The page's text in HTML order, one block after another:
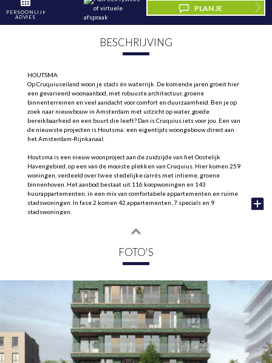
PERSOONLIJK
ADVIES
PLAN JE
BESCHRIJVING
HOUTSMA
Op Cruquiuseiland woon je stads én waterrijk. De komende jaren groeit hier
een gevarieerd woonaanbod, met robuuste architectuur, groene
binnenterreinen en veel aandacht voor comfort en duurzaamheid. Ben je op
zoek naar nieuwbouw in Amsterdam met uitzicht op water, goede
bereikbaarheid en een buurt die leeft? Dan is Cruquius iets voor jou. Een van
de nieuwste projecten is Houtsma: een eigentijds woongebouw direct aan
het Amsterdam-Rijnkanaal.
Houtsma is een nieuw woonproject aan de zuidzijde van het Oostelijk
Havengebied, op een van de mooiste plekken van Cruquius. Hier komen 259
woningen, verdeeld over twee stedelijke carrés met intieme, groene
binnenhoven. Het aanbod bestaat uit 116 koopwoningen en 143
huurappartementen, in een mix van comfortabele appartementen en ruime
stadswoningen. In fase 2 komen 42 appartementen, 7 specials en 9
stadswoningen.
rust, ruimte en uitzicht. De twee woonblokken liggen rond groene
binnentuinen en grenzen aan een autoluwe kade met zicht op het water. Of je
nu kiest voor een appartement met balkon, een stadswoning met een eigen
dezelfde kwaliteit en aandacht voor wooncomfort.
APPARTEMENTEN
De appartementen in Houtsma zijn licht, comfortabel en slim ingedeeld. Er is
een breed aanbod, van driekamerappartementen met een praktische
indeling tot royale woningen met een groot balkon of terras. De meeste
appartementen hebben een buitenruimte op het zuiden en grote ramen die
veel licht binnenlaten.
De woonoppervlaktes variëren van 63 tot 88 m². In de ondergelegen
FOTO'S